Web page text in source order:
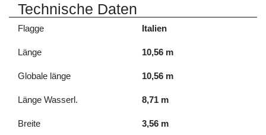
Technische Daten
Flagge Italien
Länge 10,56 m
Globale länge 10,56 m
Länge Wasserl. 8,71 m
Breite 3,56 m